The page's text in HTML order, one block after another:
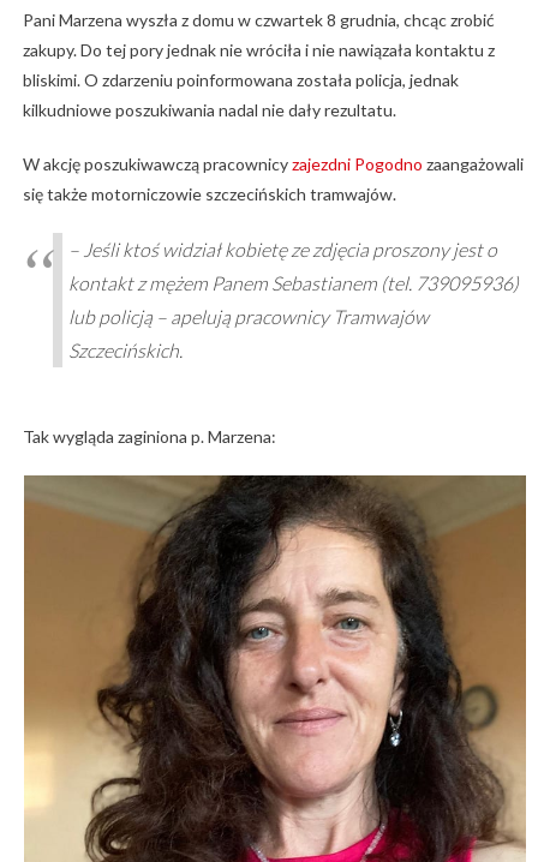
Pani Marzena wyszła z domu w czwartek 8 grudnia, chcąc zrobić
zakupy. Do tej pory jednak nie wróciła i nie nawiązała kontaktu z
bliskimi. O zdarzeniu poinformowana została policja, jednak
kilkudniowe poszukiwania nadal nie dały rezultatu.
W akcję poszukiwawczą pracownicyzajezdni Pogodno zaangażowali
się także motorniczowie szczecińskich tramwajów.
– Jeśli ktoś widział kobietę ze zdjęcia proszony jest o
kontakt z mężem Panem Sebastianem (tel. 739095936)
lub policją – apelują pracownicy Tramwajów
Szczecińskich.
Tak wygląda zaginiona p. Marzena: